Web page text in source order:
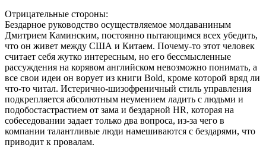
Отрицательные стороны:
Бездарное руководство осуществляемое молдаваниным
Дмитрием Каминским, постоянно пытающимся всех убедить,
что он живет между США и Китаем. Почему-то этот человек
считает себя жутко интересным, но его бессмысленные
рассуждения на корявом английском невозможно понимать, а
все свои идеи он ворует из книги Bold, кроме которой вряд ли
что-то читал. Истерично-шизофреничный стиль управления
подкрепляется абсолютным неумением ладить с людьми и
подобостастрастием от зама и бездарной HR, которая на
собеседовании задает только два вопроса, из-за чего в
компании талантливые люди намешиваются с бездарями, что
приводит к провалам.